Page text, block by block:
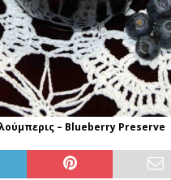
– Blueberry Preserve